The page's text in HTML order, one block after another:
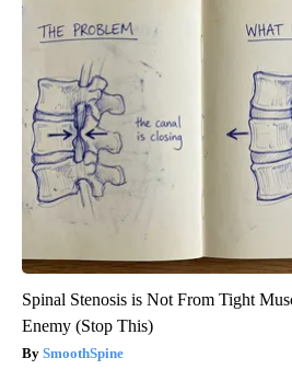
Spinal Stenosis is Not From Tight
Enemy (Stop This)
SmoothSpine